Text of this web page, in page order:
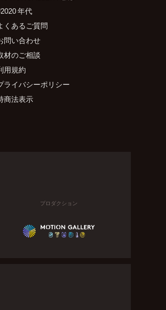
年代
くあるご質問
問い合わせ
材のご相談
用規約
ライバシーポリシー
商法表示
プロダクション